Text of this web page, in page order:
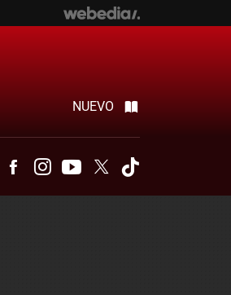
NUEVO
TelegramFacebookInstagramYoutubeTwitter